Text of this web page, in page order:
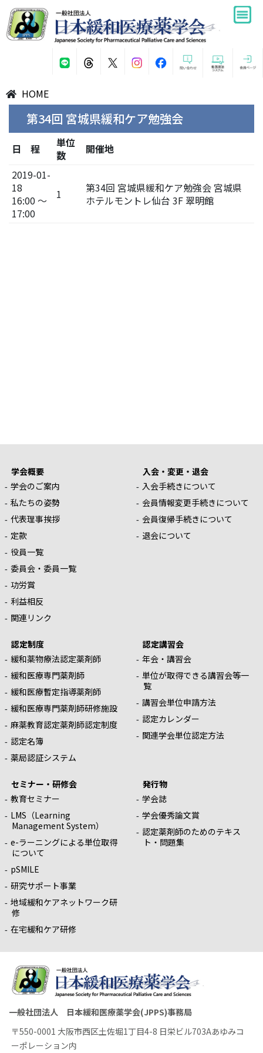
HOME
第34回 宮城県緩和ケア勉強会
日 程
単位
数
開催地
2019-01-
18
16:00 ～
17:00
1
第34回 宮城県緩和ケア勉強会 宮城県
ホテルモントレ仙台 3F 翠明館
学会概要
学会のご案内
私たちの姿勢
代表理事挨拶
定款
役員一覧
委員会・委員一覧
功労賞
利益相反
関連リンク
入会・変更・退会
入会手続きについて
会員情報変更手続きについて
会員復帰手続きについて
退会について
認定制度
緩和薬物療法認定薬剤師
緩和医療専門薬剤師
緩和医療暫定指導薬剤師
緩和医療専門薬剤師研修施設
麻薬教育認定薬剤師認定制度
認定名簿
薬局認証システム
認定講習会
年会・講習会
単位が取得できる講習会等一
覧
講習会単位申請方法
認定カレンダー
関連学会単位認定方法
セミナー・研修会
教育セミナー
LMS（Learning
Management System）
e-ラーニングによる単位取得
について
pSMILE
研究サポート事業
地域緩和ケアネットワーク研
修
在宅緩和ケア研修
発行物
学会誌
学会優秀論文賞
認定薬剤師のためのテキス
ト・問題集
一般社団法人 日本緩和医療薬学会(JPPS)事務局
〒550-0001 大阪市西区土佐堀1丁目4-8 日栄ビル703Aあゆみコ
ーポレーション内